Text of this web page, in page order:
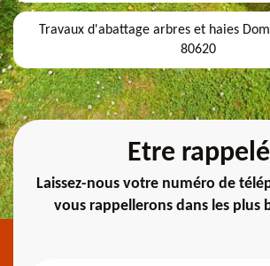
Travaux d'abattage arbres et haies
80620
Etre rappelé
Laissez-nous votre numéro de
vous rappellerons dans les plus